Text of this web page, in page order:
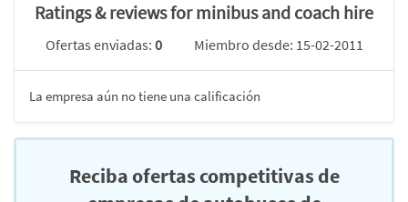
Ratings & reviews for minibus and coach hire
Ofertas enviadas: 0 Miembro desde: 15-02-2011
La empresa aún no tiene una calificación
Reciba ofertas competitivas de